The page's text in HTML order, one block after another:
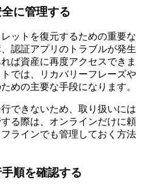
に管理する
ットを復元するための重要な
認証アプリのトラブルが発生
ば資産に再度アクセスできま
では、リカバリーフレーズや
めの主要な手段になります。
できないため、取り扱いには
る際は、オンラインだけに頼
ラインでも管理しておく方法
順を確認する